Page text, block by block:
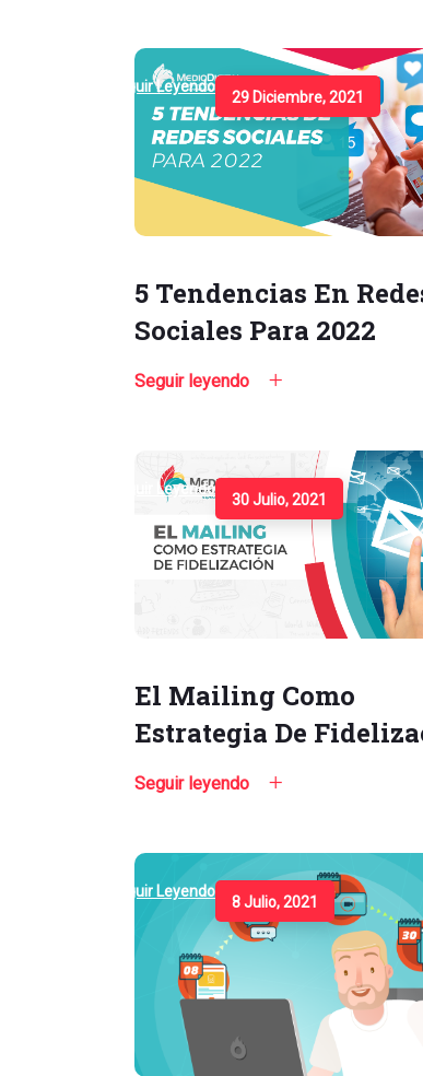
Seguir Leyendo
29 Diciembre, 2021
5 Tendencias En
Sociales Para 2022
Seguir leyendo
Seguir Leyendo
30 Julio, 2021
El Mailing Como
Estrategia De
Seguir leyendo
Seguir Leyendo
8 Julio, 2021